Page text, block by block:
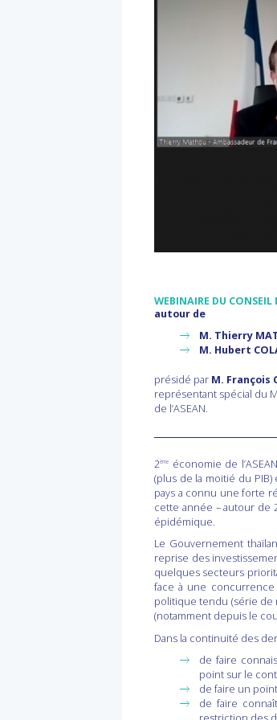
WEBINAIRE DU
autour de
M. Thierry
M. Hubert
présidé par M. François
représentant spécial du
de l’ASEAN.
2ème
économie de
(plus de la moitié du
pays a connu une forte
cette année – autour de
épidémique.
Le Gouvernement
reprise des
quelques secteurs
face à une concurrence
politique tendu (série de
(notamment depuis le
Dans la continuité des
de faire
point sur le
de faire un
de faire